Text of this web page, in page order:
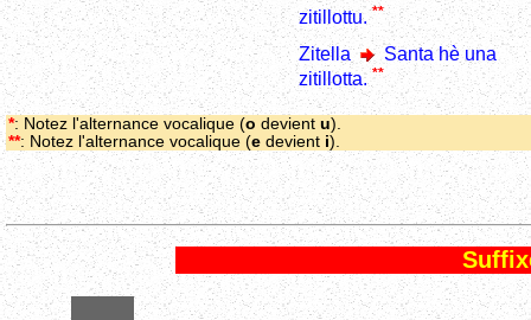
zitillottu.**
Zitella
Santa hè una
zitillotta. **
*: Notez l'alternance vocalique (o devient u).
**: Notez l'alternance vocalique (e devient i).